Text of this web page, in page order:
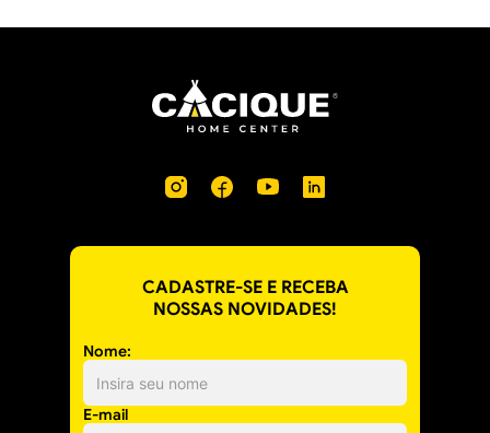
CADASTRE-SE E RECEBA
NOSSAS NOVIDADES!
Nome:
E-mail